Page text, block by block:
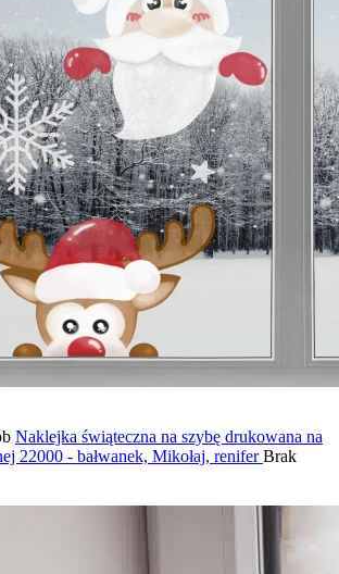
Naklejka świąteczna na szybę drukowana na
22000 - bałwanek, Mikołaj, renifer Brak